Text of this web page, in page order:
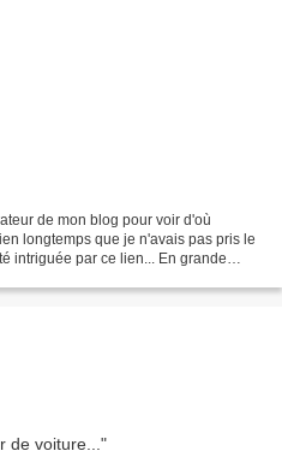
de mon blog pour voir d'où
longtemps que je n'avais pas pris le
intriguée par ce lien... En grande